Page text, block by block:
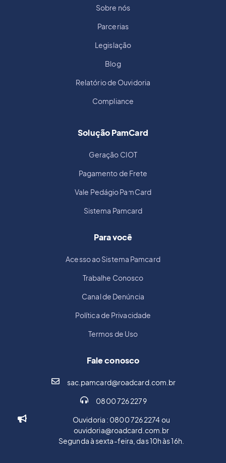
Sobre nós
Parcerias
Legislação
Blog
Relatório de Ouvidoria
Compliance
Solução PamCard
Geração CIOT
Pagamento de Frete
Vale Pedágio PamCard
Sistema Pamcard
Para você
Acesso ao Sistema Pamcard
Trabalhe Conosco
Canal de Denúncia
Política de Privacidade
Termos de Uso
Fale conosco
sac.pamcard@roadcard.com.br
0800 726 2279
Ouvidoria : 0800 726 2274 ou
ouvidoria@roadcard.com.br
Segunda à sexta-feira, das 10h às 16h.